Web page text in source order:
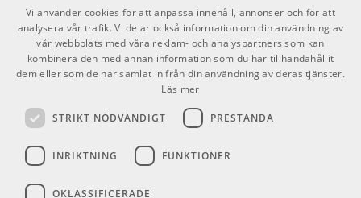
Vintage knob introduces organic inconsistencies per
voice
Multimode arpeggiator and 64-step polyphonic
sequencer with ties and rests
Two digital effect generators: one dedicated reverb and
63.5 cm x 32.4 cm x 11.2 cm)
ARTIKELNUMMER 1084051
TikTok
Varumärken
GDPR & Cookies
Kontakt
Info
Mån-Fre: 10.00-18.00
SWEDISH
ENGLISH
Vi använder cookies för att anpassa innehåll, annonser och för att
analysera vår trafik. Vi delar också information om din användning av
vår webbplats med våra reklam- och analyspartners som kan
kombinera den med annan information som du har tillhandahållit
dem eller som de har samlat in från din användning av deras tjänster.
Läs mer
STRIKT NÖDVÄNDIGT PRESTANDA
INRIKTNING FUNKTIONER
OKLASSIFICERADE